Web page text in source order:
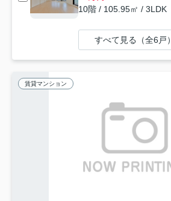
10階 / 105.95㎡ / 3LDK
すべて見る（全6戸）
賃貸マンション